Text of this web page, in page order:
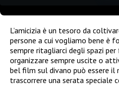
L’amicizia è un tesoro da
persone a cui vogliamo bene è
sempre ritagliarci degli spazi
organizzare sempre uscite o
bel film sul divano può essere
trascorrere una serata speciale